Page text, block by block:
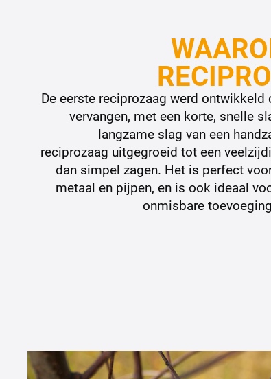
De eerste reciprozaag werd
vervangen, met een korte, snelle
langzame slag van een
reciprozaag uitgegroeid tot een
dan simpel zagen. Het is perfect
metaal en pijpen, en is ook ideaal
onmisbare